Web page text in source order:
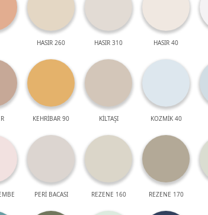
HASIR 260 HASIR 310 HASIR 40
KEHRİBAR 90 KİLTAŞI KOZMİK 40
PERİ BACASI REZENE 160 REZENE 170